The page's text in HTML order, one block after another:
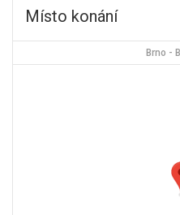
Místo konání
Brno -